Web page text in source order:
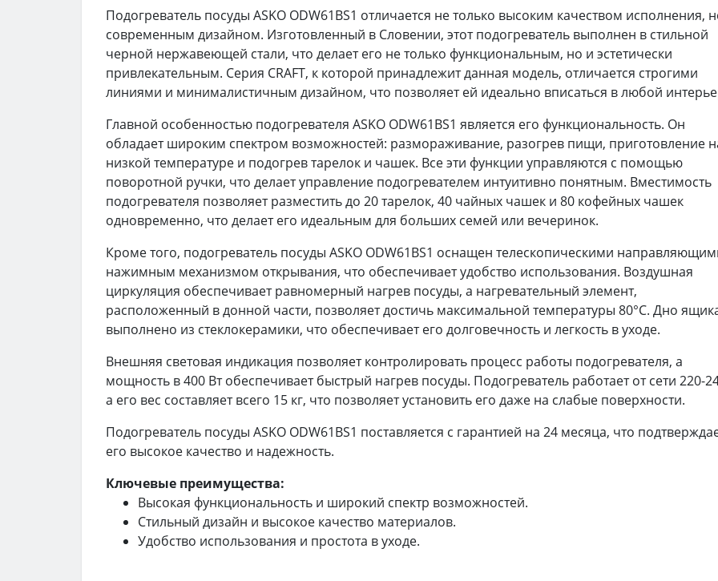
Подогреватель посуды ASKO ODW61BS1 отличается не только высоким качеством исполнения,
современным дизайном. Изготовленный в Словении, этот подогреватель выполнен в стильной
черной нержавеющей стали, что делает его не только функциональным, но и эстетически
привлекательным. Серия CRAFT, к которой принадлежит данная модель, отличается строгими
линиями и минималистичным дизайном, что позволяет ей идеально вписаться в любой
Главной особенностью подогревателя ASKO ODW61BS1 является его функциональность. Он
обладает широким спектром возможностей: размораживание, разогрев пищи, приготовление
низкой температуре и подогрев тарелок и чашек. Все эти функции управляются с помощью
поворотной ручки, что делает управление подогревателем интуитивно понятным. Вместимость
подогревателя позволяет разместить до 20 тарелок, 40 чайных чашек и 80 кофейных чашек
одновременно, что делает его идеальным для больших семей или вечеринок.
Кроме того, подогреватель посуды ASKO ODW61BS1 оснащен телескопическими
нажимным механизмом открывания, что обеспечивает удобство использования. Воздушная
циркуляция обеспечивает равномерный нагрев посуды, а нагревательный элемент,
расположенный в донной части, позволяет достичь максимальной температуры 80°C. Дно
выполнено из стеклокерамики, что обеспечивает его долговечность и легкость в уходе.
Внешняя световая индикация позволяет контролировать процесс работы подогревателя, а
мощность в 400 Вт обеспечивает быстрый нагрев посуды. Подогреватель работает от сети 220-
а его вес составляет всего 15 кг, что позволяет установить его даже на слабые поверхности.
Подогреватель посуды ASKO ODW61BS1 поставляется с гарантией на 24 месяца, что
его высокое качество и надежность.
Ключевые преимущества:
Высокая функциональность и широкий спектр возможностей.
Стильный дизайн и высокое качество материалов.
Удобство использования и простота в уходе.